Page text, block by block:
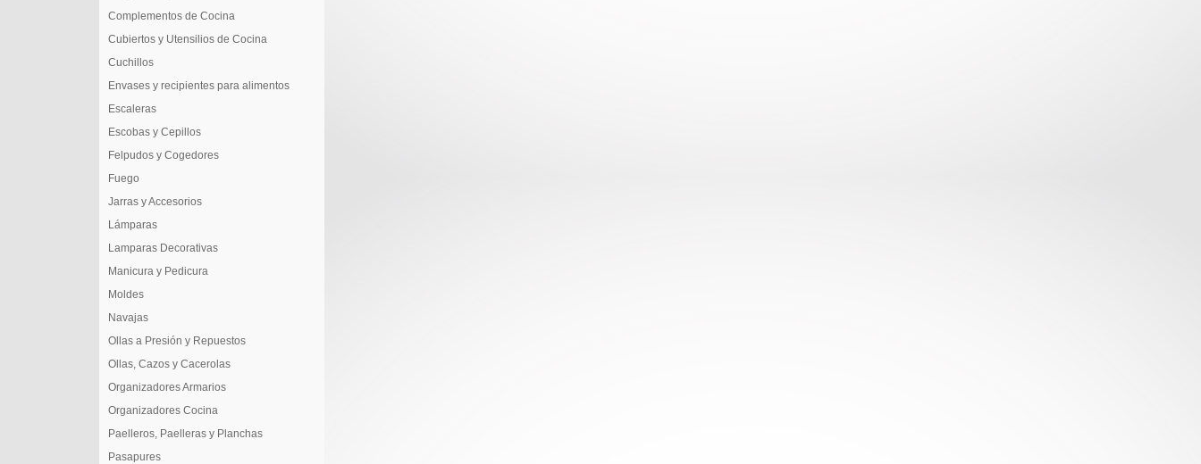
Complementos de Cocina
Cubiertos y Utensilios de Cocina
Cuchillos
Envases y recipientes para alimentos
Escaleras
Escobas y Cepillos
Felpudos y Cogedores
Fuego
Jarras y Accesorios
Lámparas
Lamparas Decorativas
Manicura y Pedicura
Moldes
Navajas
Ollas a Presión y Repuestos
Ollas, Cazos y Cacerolas
Organizadores Armarios
Organizadores Cocina
Paelleros, Paelleras y Planchas
Pasapures